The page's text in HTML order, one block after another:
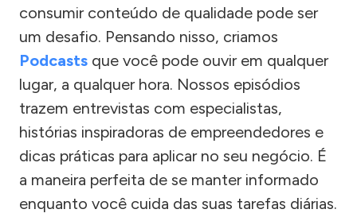
consumir conteúdo de qualidade pode ser
um desafio. Pensando nisso, criamos
Podcasts que você pode ouvir em qualquer
lugar, a qualquer hora. Nossos episódios
trazem entrevistas com especialistas,
histórias inspiradoras de empreendedores e
dicas práticas para aplicar no seu negócio. É
a maneira perfeita de se manter informado
enquanto você cuida das suas tarefas diárias.